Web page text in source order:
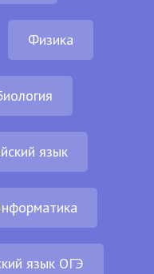
Физика
язык
язык ОГЭ